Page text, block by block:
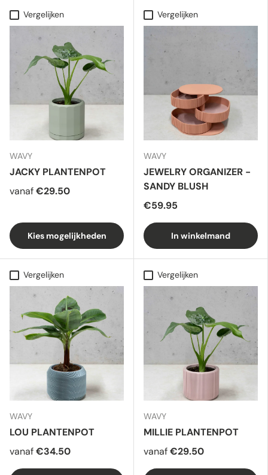
Vergelijken
WAVY
JACKY PLANTENPOT
vanaf€29.50
Kies mogelijkheden
Vergelijken
WAVY
JEWELRY ORGANIZER -
SANDY BLUSH
€59.95
In winkelmand
Vergelijken
WAVY
LOU PLANTENPOT
vanaf€34.50
Vergelijken
WAVY
MILLIE PLANTENPOT
vanaf€29.50